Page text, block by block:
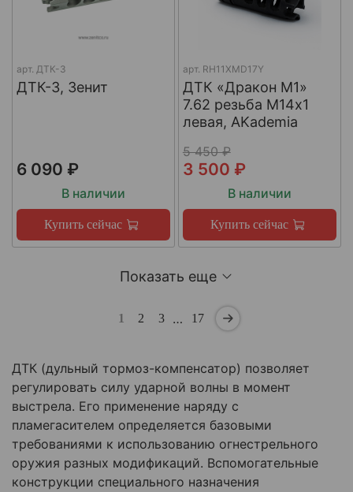
арт. ДТК-3
ДТК-3, Зенит
6 090 ₽
В наличии
Купить сейчас
арт. RH11XMD17Y
ДТК «Дракон М1»
7.62 резьба М14х1
левая, AKademia
5 450 ₽
3 500 ₽
В наличии
Купить сейчас
Показать еще
1 2 3 … 17
ДТК (дульный тормоз-компенсатор) позволяет
регулировать силу ударной волны в момент
выстрела. Его применение наряду с
пламегасителем определяется базовыми
требованиями к использованию огнестрельного
оружия разных модификаций. Вспомогательные
конструкции специального назначения